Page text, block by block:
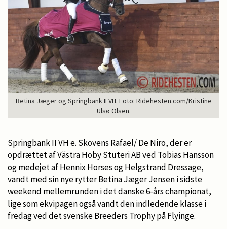
Betina Jæger og Springbank II VH. Foto: Ridehesten.com/Kristine
Ulsø Olsen.
Springbank II VH e. Skovens Rafael/ De Niro, der er
opdrættet af Västra Hoby Stuteri AB ved Tobias Hansson
og medejet af Hennix Horses og Helgstrand Dressage,
vandt med sin nye rytter Betina Jæger Jensen i sidste
weekend mellemrunden i det danske 6-års championat,
lige som ekvipagen også vandt den indledende klasse i
fredag ved det svenske Breeders Trophy på Flyinge.